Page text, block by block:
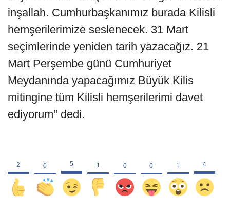
inşallah. Cumhurbaşkanımız burada Kilisli
hemşerilerimize seslenecek. 31 Mart
seçimlerinde yeniden tarih yazacağız. 21
Mart Perşembe günü Cumhuriyet
Meydanında yapacağımız Büyük Kilis
mitingine tüm Kilisli hemşerilerimi davet
ediyorum" dedi.